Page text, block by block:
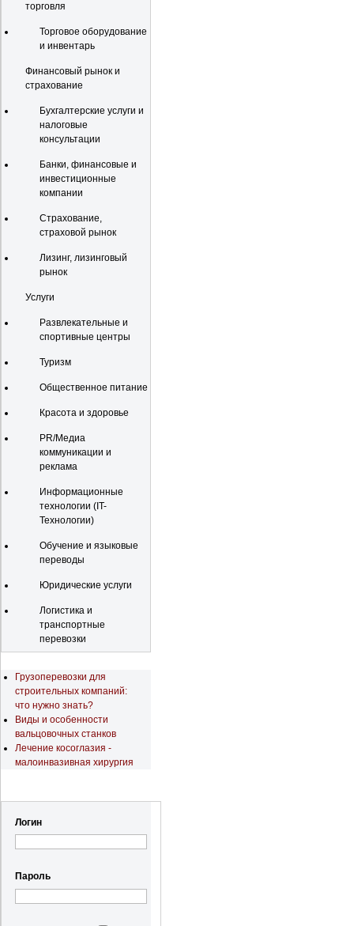
торговля
Торговое оборудование
и инвентарь
Финансовый рынок и
страхование
Бухгалтерские услуги и
налоговые
консультации
Банки, финансовые и
инвестиционные
компании
Страхование,
страховой рынок
Лизинг, лизинговый
рынок
Услуги
Развлекательные и
спортивные центры
Туризм
Общественное питание
Красота и здоровье
PR/Медиа
коммуникации и
реклама
Информационные
технологии (IT-
Технологии)
Обучение и языковые
переводы
Юридические услуги
Логистика и
транспортные
перевозки
Грузоперевозки для
строительных компаний:
что нужно знать?
Виды и особенности
вальцовочных станков
Лечение косоглазия -
малоинвазивная хирургия
Логин
Пароль